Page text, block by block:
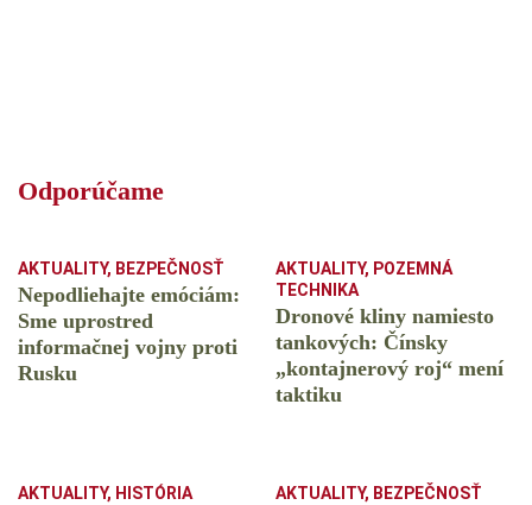
Odporúčame
AKTUALITY, BEZPEČNOSŤ
Nepodliehajte emóciám:
Sme uprostred
informačnej vojny proti
Rusku
AKTUALITY, POZEMNÁ
TECHNIKA
Dronové kliny namiesto
tankových: Čínsky
️„kontajnerový roj“ mení
taktiku
AKTUALITY, HISTÓRIA AKTUALITY, BEZPEČNOSŤ